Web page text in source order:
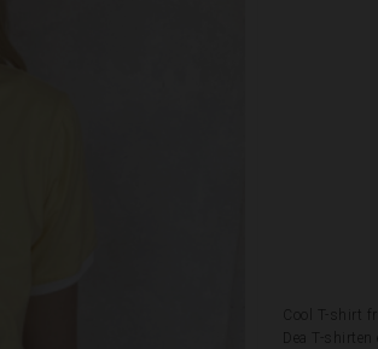
Cool T-shirt
Dea T-